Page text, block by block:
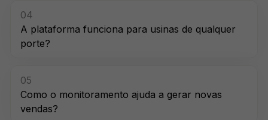
04
A plataforma funciona para usinas de qualquer
porte?
05
Como o monitoramento ajuda a gerar novas
vendas?